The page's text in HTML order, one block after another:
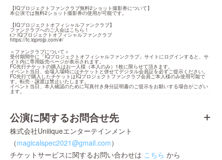
【IQプロジェクトファンクラブ無料2ショット撮影券について】
本公演では無料2ショット撮影券の使用が可能です。
【IQプロジェクトオフィシャルファンクラブ】
ファンクラブへのご入会はこちら！
https://fc.iqprojp.com/#/
＜ファンクラブについて＞
受付期間中に「IQプロジェクトオフィシャルファンクラブ」サイトにログインすると、サ
イト内に専用販売ページが表示されます。
FC先行チケットの購入はお一人様（本人のみ）1枚に限らせて頂きます。
イベント当日、会場入場時にはチケットと併せてデジタル会員証を必ずご提示ください。
FC先行で購入したチケットはIQプロジェクトファンクラブ会員ご本人様のみ使用可能で
す。転売・譲渡は禁止いたします。
イベント当日、本人確認のために写真付き身分証明書のご提示をお願いする場合がござい
ます。
公演に関するお問合せ先
株式会社Uniiiqueエンターテインメント
（magicalspec2021@gmail.com）
チケットサービスに関するお問い合わせは こちら から